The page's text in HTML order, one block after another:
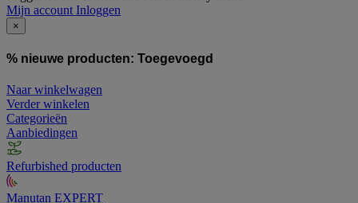
Mijn account Inloggen
×
% nieuwe producten: Toegevoegd
Naar winkelwagen
Verder winkelen
Categorieën
Aanbiedingen
Refurbished producten
Manutan EXPERT